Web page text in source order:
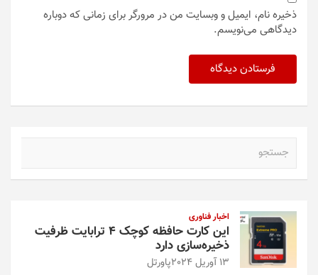
ذخیره نام، ایمیل و وبسایت من در مرورگر برای زمانی که دوباره
دیدگاهی می‌نویسم.
اخبار فناوری
این کارت حافظه کوچک ۴ ترابایت ظرفیت
ذخیره‌سازی دارد
13 آوریل 2024 پاورتل